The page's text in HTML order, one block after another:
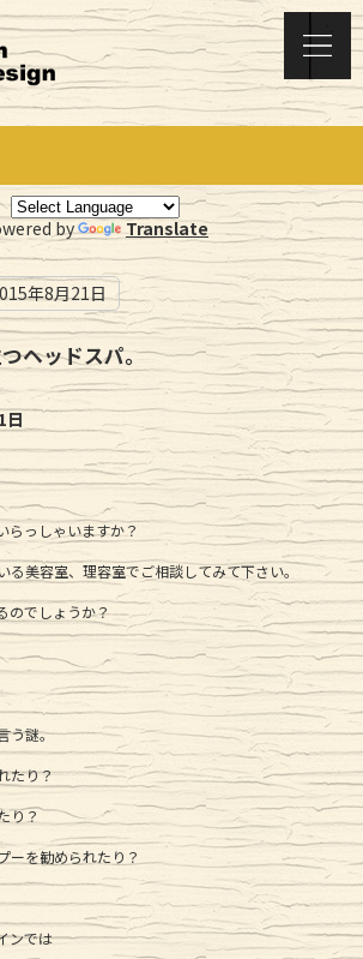
by Translate
年8月21日
ヘッドスパ。
日
らっしゃいますか？
る美容室、理容室でご相談してみて下さい。
のでしょうか？
う謎。
たり？
り？
ーを勧められたり？
ンでは